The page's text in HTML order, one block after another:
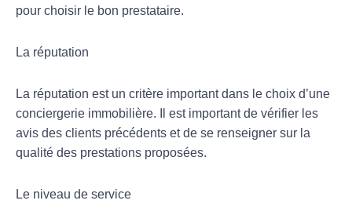
pour choisir le bon prestataire.
La réputation
La réputation est un critère important dans le choix d’une
conciergerie immobilière. Il est important de vérifier les
avis des clients précédents et de se renseigner sur la
qualité des prestations proposées.
Le niveau de service